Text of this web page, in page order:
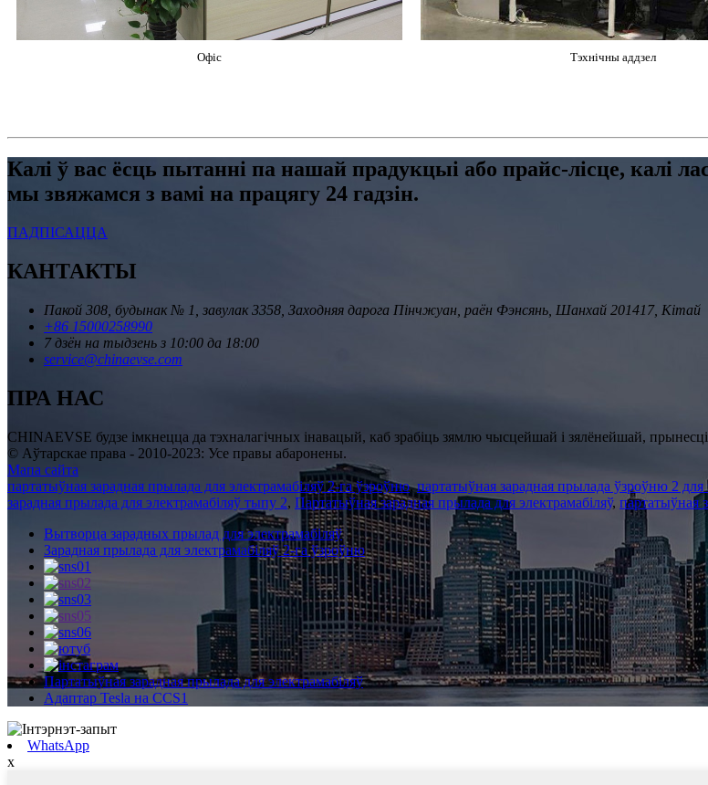
Офіс Тэхнічны аддзел
Калі ў вас ёсць пытанні па нашай прадукцыі або прайс-лісце, калі
мы звяжамся з вамі на працягу 24 гадзін.
ПАДПІСАЦЦА
КАНТАКТЫ
Пакой 308, будынак № 1, завулак 3358, Заходняя дарога Пінчжуан, раён Фэнсянь, Шанхай 201417, Кітай
+86 15000258990
7 дзён на тыдзень з 10:00 да 18:00
service@chinaevse.com
ПРА НАС
CHINAEVSE будзе імкнецца да тэхналагічных інавацый, каб зрабіць зямлю чысцейшай і зялёнейшай,
© Аўтарскае права - 2010-2023: Усе правы абаронены.
Мапа сайта
партатыўная зарадная прылада для электрамабіляў 2-га ўзроўню,партатыўная зарадная прылада ўзроўню 2 для
зарадная прылада для электрамабіляў тыпу 2, Партатыўная зарадная прылада для электрамабіляў, партатыўная
Вытворца зарадных прылад для электрамабіляў
Зарадная прылада для электрамабіляў 2-га ўзроўню
Партатыўная зарадная прылада для электрамабіляў
Адаптар Tesla на CCS1
WhatsApp
x